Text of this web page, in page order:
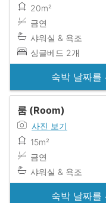
20m²
금연
샤워실 & 욕조
싱글베드 2개
숙박 날짜를
룸 (Room)
사진 보기
15m²
금연
샤워실 & 욕조
숙박 날짜를